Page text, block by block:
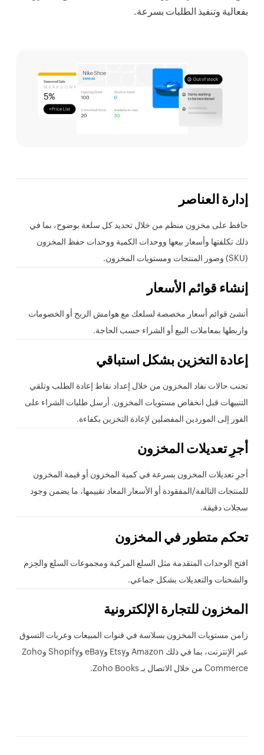
بفعالية وتنفيذ الطلبات بسرعة.
إدارة العناصر
حافظ على مخزون منظم من خلال تحديد كل سلعة بوضوح، بما في
ذلك تكلفتها وأسعار بيعها ووحدات الكمية ووحدات حفظ المخزون
(SKU) وصور المنتجات ومستويات المخزون.
إنشاء قوائم الأسعار
أنشئ قوائم أسعار مخصصة لسلعك مع هوامش الربح أو الخصومات
واربطها بمعاملات البيع أو الشراء حسب الحاجة.
إعادة التخزين بشكل استباقي
تجنب حالات نفاد المخزون من خلال إعداد نقاط إعادة الطلب وتلقي
التنبيهات قبل انخفاض مستويات المخزون. أرسل طلبات الشراء على
الفور إلى الموردين المفضلين لإعادة التخزين بكفاءة.
أجرِ تعديلات المخزون
أجرِ تعديلات المخزون بسرعة في كمية المخزون أو قيمة المخزون
للمنتجات التالفة/المفقودة أو الأسعار المعاد تقييمها، ما يضمن وجود
سجلات دقيقة.
تحكم متطور في المخزون
افتح الوحدات المتقدمة مثل السلع المركبة ومجموعات السلع والحِزم
والشحنات والتعديلات بشكل جماعي.
المخزون للتجارة الإلكترونية
زامن مستويات المخزون بسلاسة في قنوات المبيعات وعربات التسوق
عبر الإنترنت، بما في ذلك Amazon وEtsy وeBay وShopify وZoho
Commerce من خلال الاتصال بـ Zoho Books.